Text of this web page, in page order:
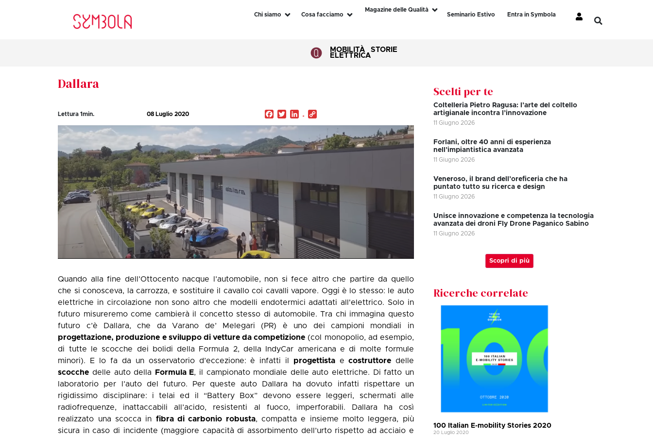
Chi siamo Cosa facciamo
Magazine delle Qualità
Seminario Estivo
Entra in Symbola
MOBILITÀ
ELETTRICA
STORIE
Dallara
Lettura1min. 08 Luglio 2020 Facebook
TwitterLinkedIn
Quando alla fine dell’Ottocento nacque l’automobile, non si fece altro che partire da quello
che si conosceva, la carrozza, e sostituire il cavallo coi cavalli vapore. Oggi è lo stesso: le auto
elettriche in circolazione non sono altro che modelli endotermici adattati all'elettrico. Solo in
futuro misureremo come cambierà il concetto stesso di automobile. Tra chi immagina questo
futuro c’è Dallara, che da Varano de’ Melegari (PR) è uno dei campioni mondiali in
progettazione, produzione e sviluppo di vetture da competizione (col monopolio, ad esempio,
di tutte le scocche dei bolidi della Formula 2, della IndyCar americana e di molte formule
minori). E lo fa da un osservatorio d’eccezione: è infatti il progettista e costruttoredelle
scocche delle auto della Formula E, il campionato mondiale delle auto elettriche. Di fatto un
laboratorio per l’auto del futuro. Per queste auto Dallara ha dovuto infatti rispettare un
rigidissimo disciplinare: i telai ed il “Battery Box” devono essere leggeri, schermati alle
radiofrequenze, inattaccabili all’acido, resistenti al fuoco, imperforabili. Dallara ha così
realizzato una scocca in fibra di carbonio robusta, compatta e insieme molto leggera, più
sicura in caso di incidente (maggiore capacità di assorbimento dell’urto rispetto ad acciaio e
Scelti per te
Coltelleria Pietro Ragusa: l’arte del coltello
artigianale incontra l’innovazione
11 Giugno 2026
Forlani, oltre 40 anni di esperienza
nell’impiantistica avanzata
11 Giugno 2026
Veneroso, il brand dell’oreficeria che ha
puntato tutto su ricerca e design
11 Giugno 2026
Unisce innovazione e competenza la tecnologia
avanzata dei droni Fly Drone Paganico Sabino
11 Giugno 2026
Scopri di più
Ricerche correlate
100 Italian E-mobility Stories 2020
20 Luglio 2020